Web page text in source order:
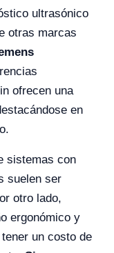
ultrasónico
otras marcas
ofrecen una
en
sistemas con
suelen ser
otro lado,
ergonómico y
un costo de